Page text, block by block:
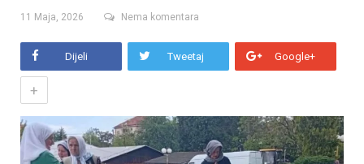
11 Maja, 2026 Nema komentara
Dijeli Tweetaj Google+
+